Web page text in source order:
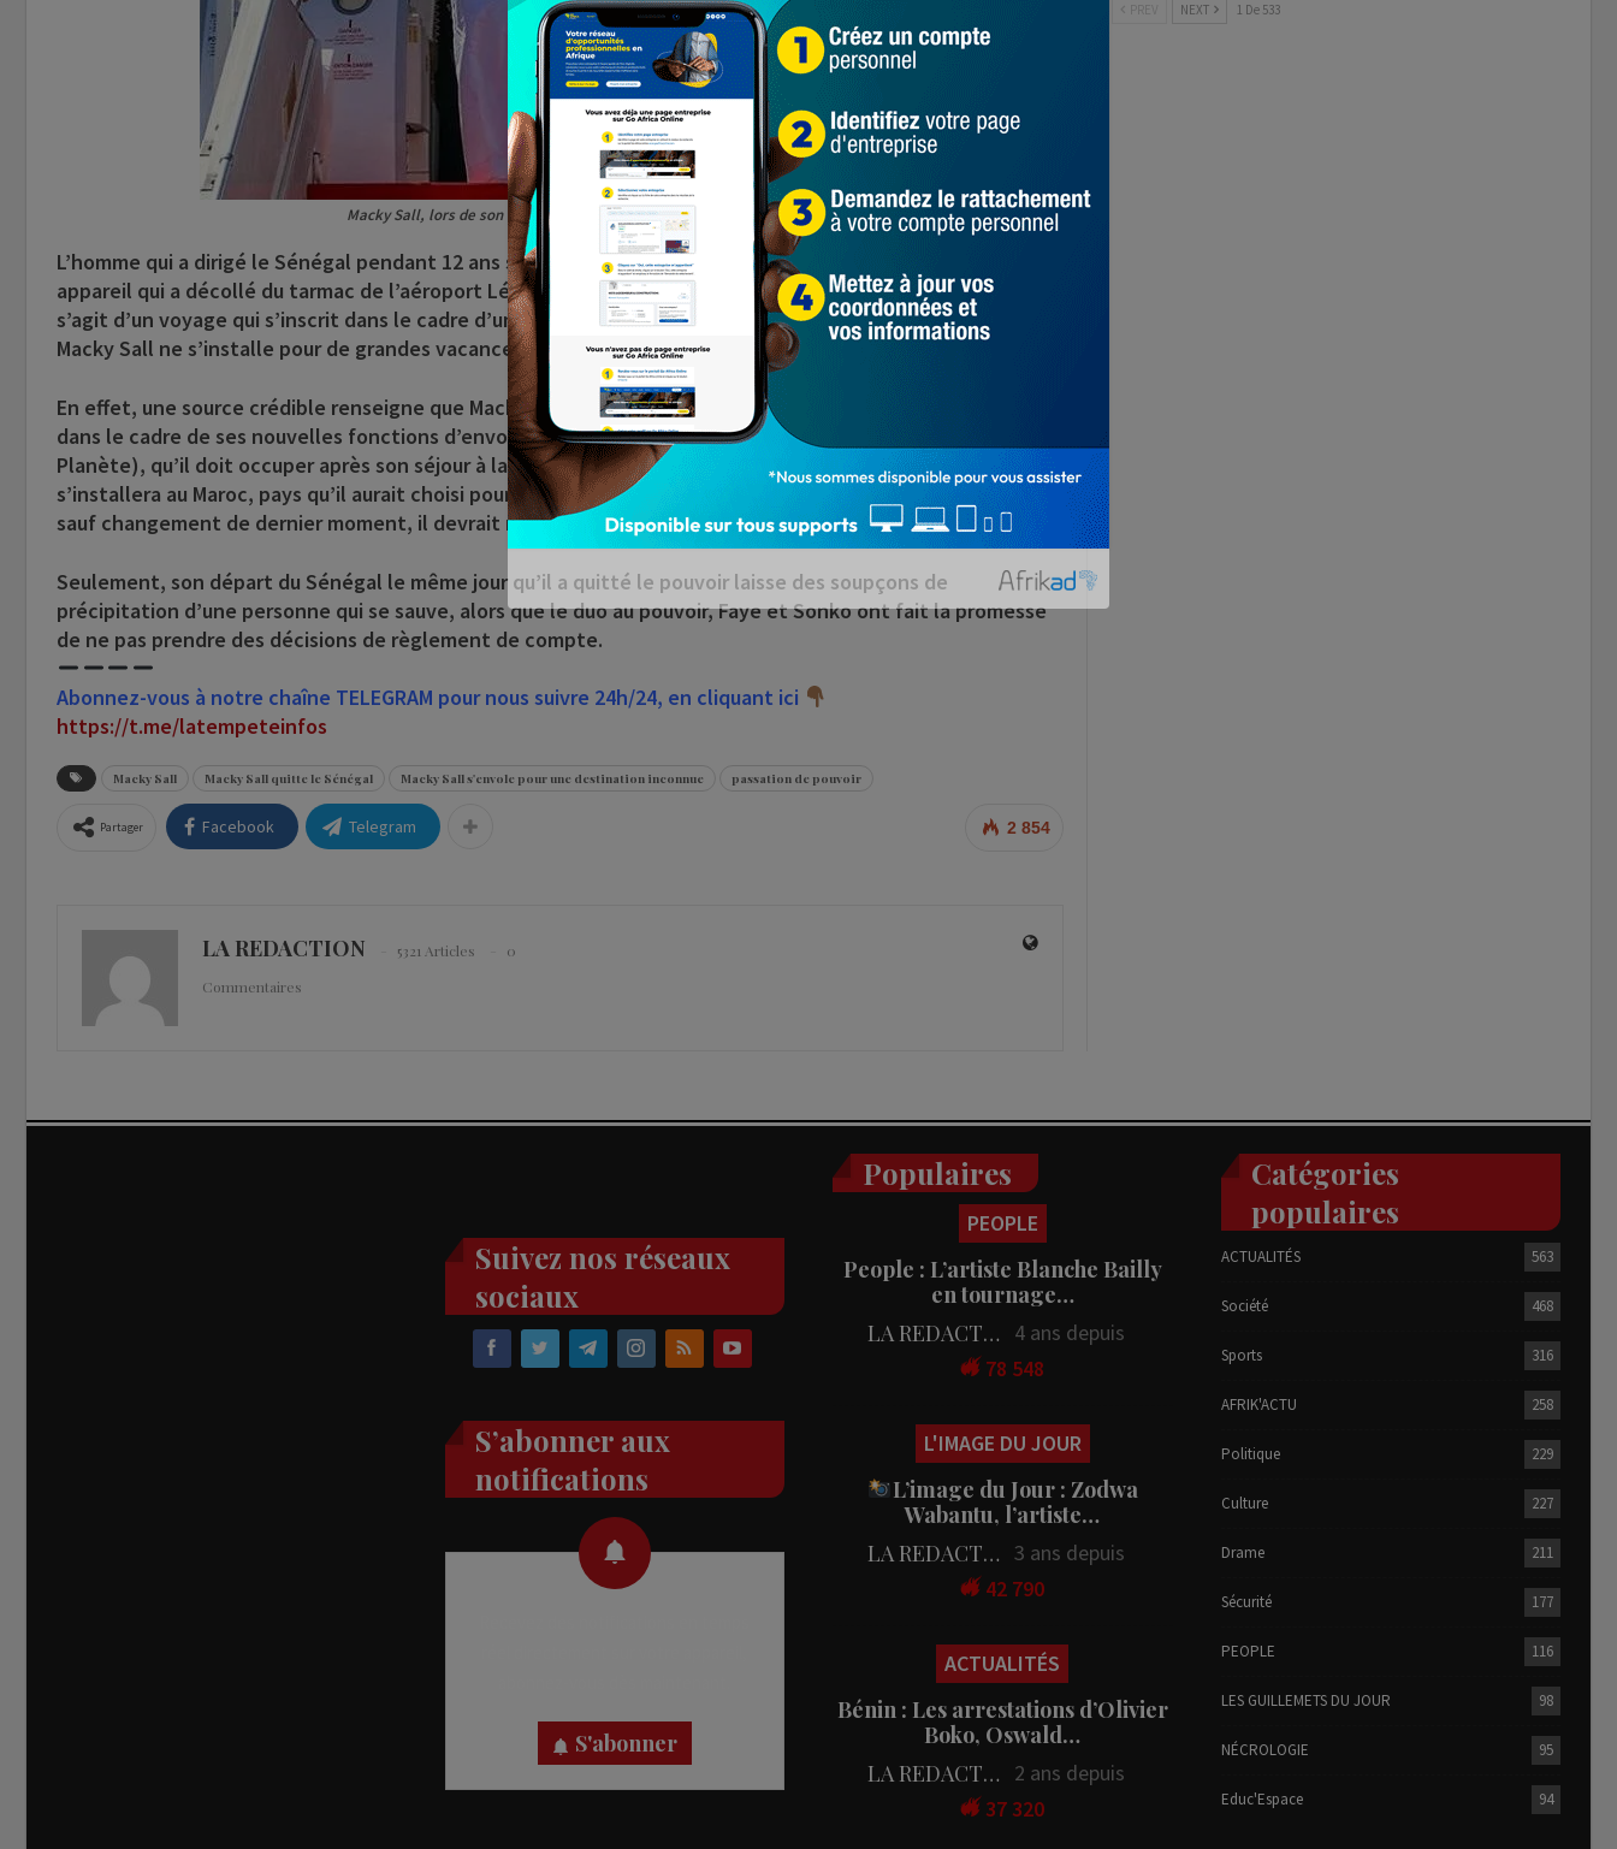
Macky Sall, lors de son départ du Sénégal le mardi 2 avril 2024
L’homme qui a dirigé le Sénégal pendant 12 ans s’est envolé vers une destination inconnue, à bord d’un
appareil qui a décollé du tarmac de l’aéroport Léopold Sédar Senghor de Dakar. Selon plusieurs sources, il
s’agit d’un voyage qui s’inscrit dans le cadre d’un court séjour hors du territoire sénégalais, avant que
Macky Sall ne s’installe pour de grandes vacances.
En effet, une source crédible renseigne que Macky Sall devrait rencontrer le président Emmanuel Macron
dans le cadre de ses nouvelles fonctions d’envoyé spécial du 4P (Pacte de Paris pour les peuples et la
Planète), qu’il doit occuper après son séjour à la tête du Sénégal. Et ce sera bien après ce court séjour qu’il
s’installera au Maroc, pays qu’il aurait choisi pour ses grandes vacances. Mais avant de s’installer au Maroc,
sauf changement de dernier moment, il devrait revenir au Sénégal.
Seulement, son départ du Sénégal le même jour qu’il a quitté le pouvoir laisse des soupçons de
précipitation d’une personne qui se sauve, alors que le duo au pouvoir, Faye et Sonko ont fait la promesse
de ne pas prendre des décisions de règlement de compte.
Abonnez-vous à notre chaîne TELEGRAM pour nous suivre 24h/24, en cliquant ici
https://t.me/latempeteinfos
Macky Sall Macky Sall quitte le Sénégal Macky Sall s'envole pour une destination inconnue passation de pouvoir
2 854
Partager Facebook Telegram
LA REDACTION 5321 Articles
0
Commentaires
NEXT 1 De 533
Suivez nos réseaux
sociaux
S’abonner aux
notifications
S'abonner
Populaires
PEOPLE
People : L’artiste Blanche Bailly
en tournage…
LA REDACTION
4 ans depuis
78 548
L'IMAGE DU JOUR
L’image du Jour : Zodwa
Wabantu, l’artiste…
LA REDACTION 3 ans depuis
42 790
ACTUALITÉS
Bénin : Les arrestations d’Olivier
Boko, Oswald…
LA REDACTION
2 ans depuis
37 320
Catégories
populaires
ACTUALITÉS 563
Société 468
Sports 316
AFRIK'ACTU 258
Politique 229
Culture 227
Drame 211
Sécurité 177
PEOPLE 116
LES GUILLEMETS DU JOUR 98
NÉCROLOGIE 95
Educ'Espace 94